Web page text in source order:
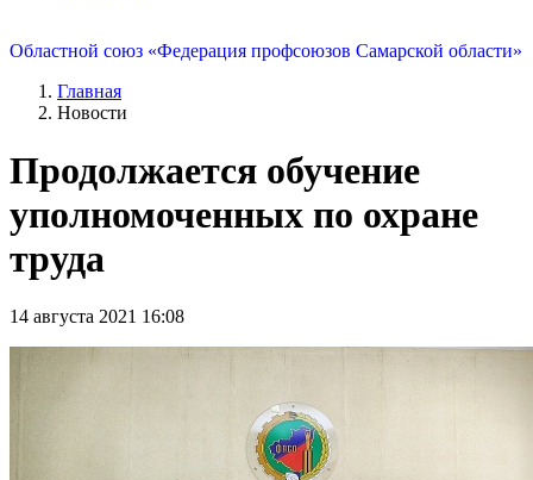
Областной союз «Федерация профсоюзов Самарской области»
Главная
Новости
Продолжается обучение
уполномоченных по охране
труда
14 августа 2021 16:08